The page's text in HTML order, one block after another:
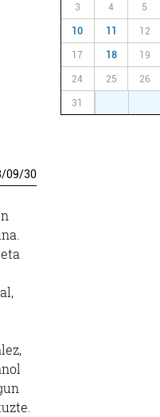
/09/30
3 4 5
10 11 12
17 18 19
24 25 26
31